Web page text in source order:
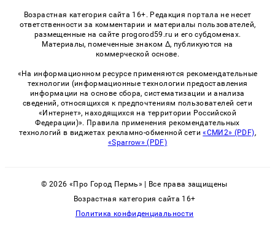
Возрастная категория сайта 16+. Редакция портала не несет
ответственности за комментарии и материалы пользователей,
размещенные на сайте progorod59.ru и его субдоменах.
Материалы, помеченные знаком Δ, публикуются на
коммерческой основе.
«На информационном ресурсе применяются рекомендательные
технологии (информационные технологии предоставления
информации на основе сбора, систематизации и анализа
сведений, относящихся к предпочтениям пользователей сети
«Интернет», находящихся на территории Российской
Федерации)». Правила применения рекомендательных
технологий в виджетах рекламно-обменной сети«СМИ2» (PDF),
«Sparrow» (PDF)
© 2026 «Про Город Пермь» | Все права защищены
Возрастная категория сайта 16+
Политика конфиденциальности